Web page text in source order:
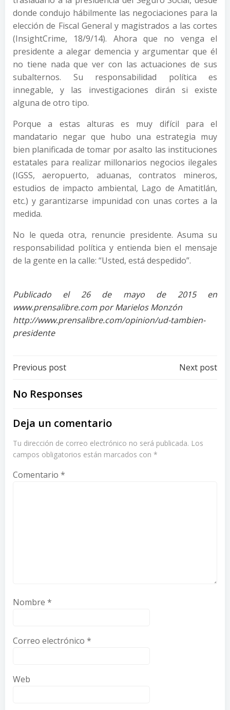
donde condujo hábilmente las negociaciones para la
elección de Fiscal General y magistrados a las cortes
(InsightCrime, 18/9/14). Ahora que no venga el
presidente a alegar demencia y argumentar que él
no tiene nada que ver con las actuaciones de sus
subalternos. Su responsabilidad política es
innegable, y las investigaciones dirán si existe
alguna de otro tipo.
Porque a estas alturas es muy difícil para el
mandatario negar que hubo una estrategia muy
bien planificada de tomar por asalto las instituciones
estatales para realizar millonarios negocios ilegales
(IGSS, aeropuerto, aduanas, contratos mineros,
estudios de impacto ambiental, Lago de Amatitlán,
etc.) y garantizarse impunidad con unas cortes a la
medida.
No le queda otra, renuncie presidente. Asuma su
responsabilidad política y entienda bien el mensaje
de la gente en la calle: “Usted, está despedido”.
Publicado el 26 de mayo de 2015 en
www.prensalibre.com por Marielos Monzón
http://www.prensalibre.com/opinion/ud-tambien-
presidente
Post
navigation
Previous post Next post
No Responses
Deja un comentario
Tu dirección de correo electrónico no será publicada. Los
campos obligatorios están marcados con *
Comentario *
Nombre *
Correo electrónico *
Web